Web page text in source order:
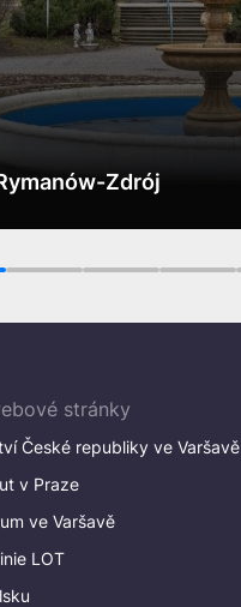
Zdrój
víc
2 3 4
stránky
České republiky ve Varšavě
v Praze
ve Varšavě
LOT